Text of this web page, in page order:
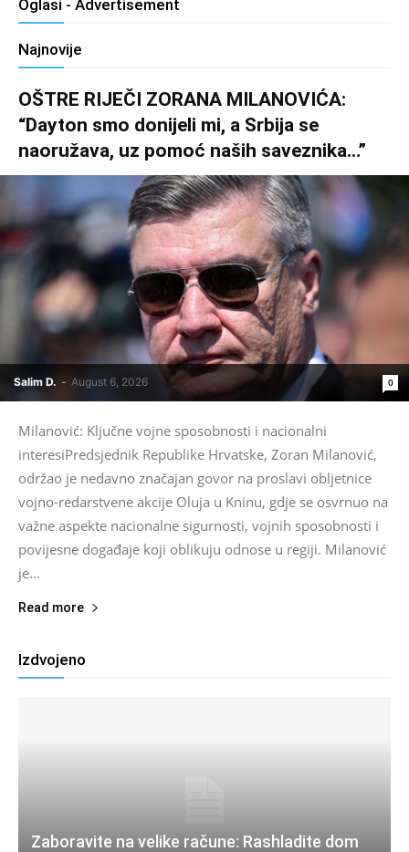
Oglasi - Advertisement
Najnovije
OŠTRE RIJEČI ZORANA MILANOVIĆA:
“Dayton smo donijeli mi, a Srbija se
naoružava, uz pomoć naših saveznika…”
Salim D. - August 6, 2026 0
Milanović: Ključne vojne sposobnosti i nacionalni
interesiPredsjednik Republike Hrvatske, Zoran Milanović,
održao je nedavno značajan govor na proslavi obljetnice
vojno-redarstvene akcije Oluja u Kninu, gdje se osvrnuo na
važne aspekte nacionalne sigurnosti, vojnih sposobnosti i
povijesne događaje koji oblikuju odnose u regiji. Milanović
je...
Read more
Izdvojeno
Zaboravite na velike račune: Rashladite dom